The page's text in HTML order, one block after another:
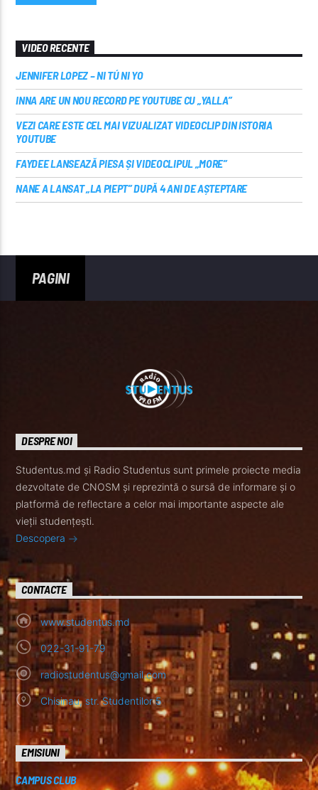
VIDEO RECENTE
JENNIFER LOPEZ – NI TÚ NI YO
INNA ARE UN NOU RECORD PE YOUTUBE CU „YALLA”
VEZI CARE ESTE CEL MAI VIZUALIZAT VIDEOCLIP DIN ISTORIA
YOUTUBE
FAYDEE LANSEAZĂ PIESA ȘI VIDEOCLIPUL „MORE”
NANE A LANSAT „LA PIEPT” DUPĂ 4 ANI DE AȘTEPTARE
PAGINI
DESPRE NOI
Studentus.md și Radio Studentus sunt primele proiecte media
dezvoltate de CNOSM și reprezintă o sursă de informare și o
platformă de reflectare a celor mai importante aspecte ale
vieții studențești.
Descopera
CONTACTE
www.studentus.md
022-31-91-79
radiostudentus@gmail.com
Chisinau, str. Studentilor 5
EMISIUNI
CAMPUS CLUB